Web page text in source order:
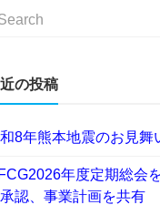
の投稿
8年熊本地震のお見舞
年度定期総会
認、事業計画を共有